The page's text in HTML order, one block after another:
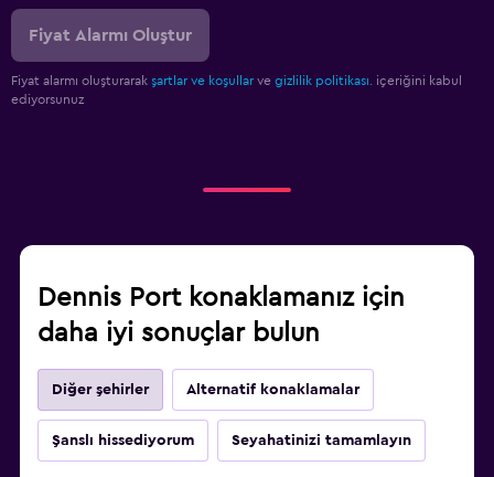
Fiyat Alarmı Oluştur
Fiyat alarmı oluşturarak şartlar ve koşullar ve gizlilik politikası.
içeriğini kabul
ediyorsunuz
Dennis Port konaklamanız için
daha iyi sonuçlar bulun
Diğer şehirler Alternatif konaklamalar
Şanslı hissediyorum Seyahatinizi tamamlayın